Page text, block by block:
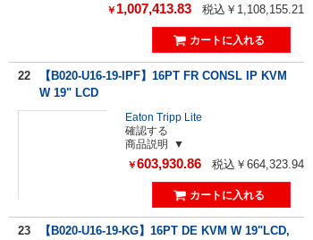
￥ 1,007,413.83 税込￥1,108,155.21
22
【B020-U16-19-IPF】16PT FR CONSL IP KVM
W 19" LCD
Eaton Tripp Lite
確認する
商品説明
￥603,930.86 税込￥664,323.94
23
【B020-U16-19-KG】16PT DE KVM W 19"LCD,